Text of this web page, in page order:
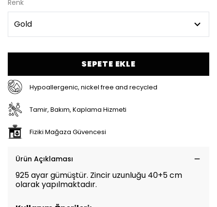
Renk
SEPETE EKLE
Hypoallergenic, nickel free and recycled
Tamir, Bakım, Kaplama Hizmeti
Fiziki Mağaza Güvencesi
Ürün Açıklaması
925 ayar gümüştür. Zincir uzunluğu 40+5 cm
olarak yapılmaktadır.